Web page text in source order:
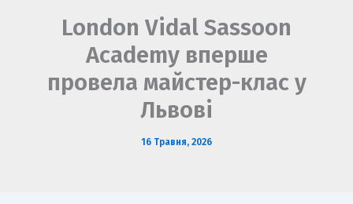
London Vidal Sassoon
Academy вперше
провела майстер-клас у
Львові
16 Травня, 2026